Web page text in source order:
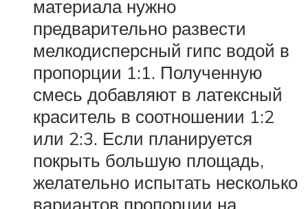
материала нужно
предварительно развести
мелкодисперсный гипс водой в
пропорции 1:1. Полученную
смесь добавляют в латексный
краситель в соотношении 1:2
или 2:3. Если планируется
покрыть большую площадь,
желательно испытать несколько
вариантов пропорции на